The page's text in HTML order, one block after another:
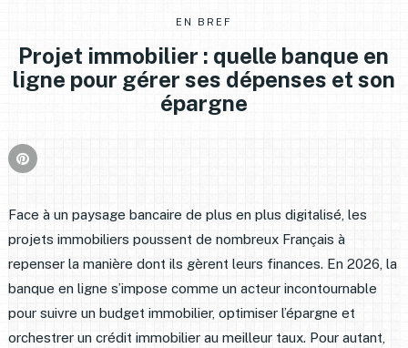
EN BREF
Projet immobilier : quelle banque en
ligne pour gérer ses dépenses et son
épargne
Face à un paysage bancaire de plus en plus digitalisé, les
projets immobiliers poussent de nombreux Français à
repenser la manière dont ils gèrent leurs finances. En 2026, la
banque en ligne s’impose comme un acteur incontournable
pour suivre un budget immobilier, optimiser l’épargne et
orchestrer un crédit immobilier au meilleur taux. Pour autant,